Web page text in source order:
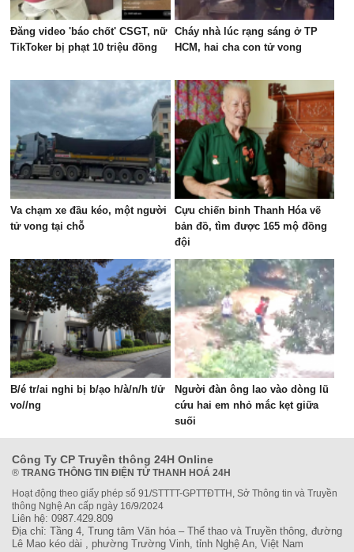
Đăng video 'báo chốt' CSGT, nữ
TikToker bị phạt 10 triệu đồng
Cháy nhà lúc rạng sáng ở TP
HCM, hai cha con tử vong
Va chạm xe đầu kéo, một người
tử vong tại chỗ
Cựu chiến binh Thanh Hóa vẽ
bản đồ, tìm được 165 mộ đồng
đội
B/é tr/ai nghi bị b/ạo h/à/n/h t/ử
vo//ng
Người đàn ông lao vào dòng lũ
cứu hai em nhỏ mắc kẹt giữa
suối
Công Ty CP Truyền thông 24H Online
® TRANG THÔNG TIN ĐIỆN TỬ THANH HOÁ 24H
Hoạt động theo giấy phép số 91/STTTT-GPTTĐTTH, Sở Thông tin và Truyền
thông Nghệ An cấp ngày 16/9/2024
Liên hệ: 0987.429.809
Địa chỉ: Tầng 4, Trung tâm Văn hóa – Thể thao và Truyền thông, đường
Lê Mao kéo dài , phường Trường Vinh, tỉnh Nghệ An, Việt Nam